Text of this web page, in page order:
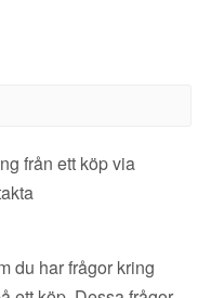
från ett köp via
du har frågor kring